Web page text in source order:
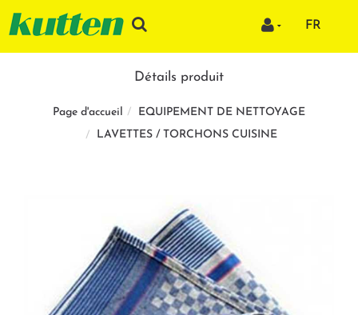
FR
Détails produit
Page d'accueil
EQUIPEMENT DE NETTOYAGE
LAVETTES / TORCHONS CUISINE